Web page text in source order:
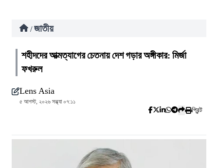
/ জাতীয়
শহীদদের আত্মত্যাগের চেতনায় দেশ গড়ার অঙ্গীকার: মির্জা
ফখরুল
Lens Asia
৫ আগস্ট, ২০২৬ সন্ধ্যা ০৭:১১
প্রিন্ট